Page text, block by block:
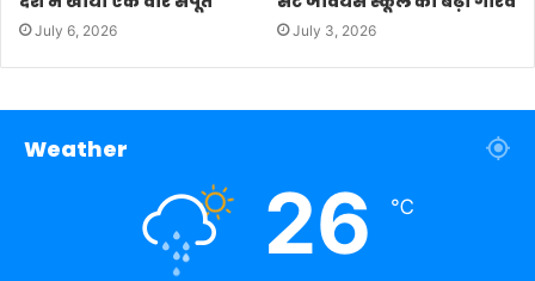
July 6, 2026 July 3, 2026
Weather
26 ℃